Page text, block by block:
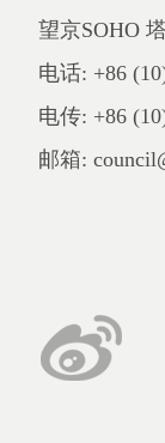
望京SOHO
电话: +86
电传: +86
邮箱: